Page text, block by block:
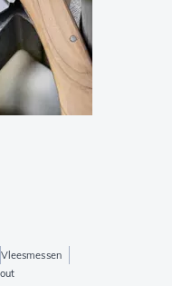
Vleesmessen